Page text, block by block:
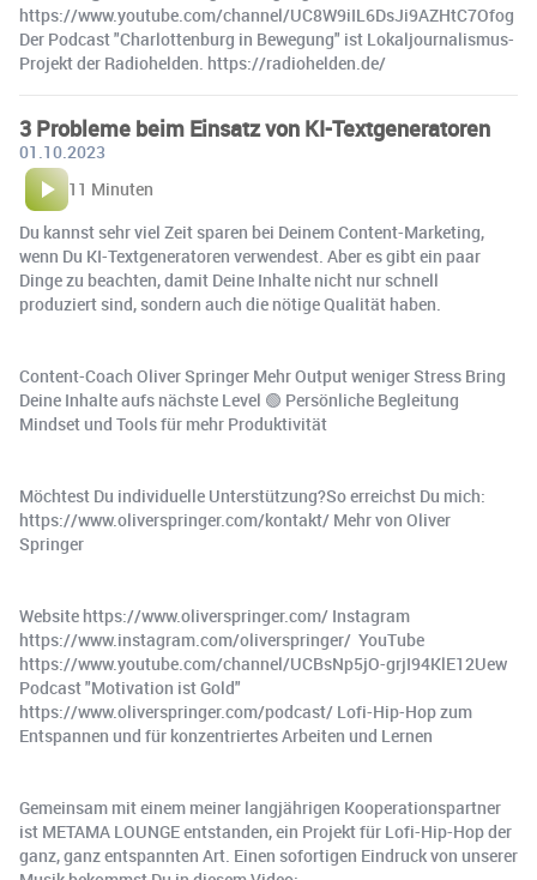
https://www.youtube.com/channel/UC8W9iIL6DsJi9AZHtC7Ofog
Der Podcast "Charlottenburg in Bewegung" ist Lokaljournalismus-
Projekt der Radiohelden. https://radiohelden.de/
3 Probleme beim Einsatz von KI-Textgeneratoren
01.10.2023
11 Minuten
Du kannst sehr viel Zeit sparen bei Deinem Content-Marketing,
wenn Du KI-Textgeneratoren verwendest. Aber es gibt ein paar
Dinge zu beachten, damit Deine Inhalte nicht nur schnell
produziert sind, sondern auch die nötige Qualität haben.
Content-Coach Oliver Springer Mehr Output weniger Stress Bring
Deine Inhalte aufs nächste Level 🟢 Persönliche Begleitung
Mindset und Tools für mehr Produktivität
Möchtest Du individuelle Unterstützung?So erreichst Du mich:
https://www.oliverspringer.com/kontakt/ Mehr von Oliver
Springer
Website https://www.oliverspringer.com/ Instagram
https://www.instagram.com/oliverspringer/ ️ YouTube
https://www.youtube.com/channel/UCBsNp5jO-grjI94KlE12Uew ️
Podcast "Motivation ist Gold"
https://www.oliverspringer.com/podcast/ Lofi-Hip-Hop zum
Entspannen und für konzentriertes Arbeiten und Lernen
Gemeinsam mit einem meiner langjährigen Kooperationspartner
ist METAMA LOUNGE entstanden, ein Projekt für Lofi-Hip-Hop der
ganz, ganz entspannten Art. Einen sofortigen Eindruck von unserer